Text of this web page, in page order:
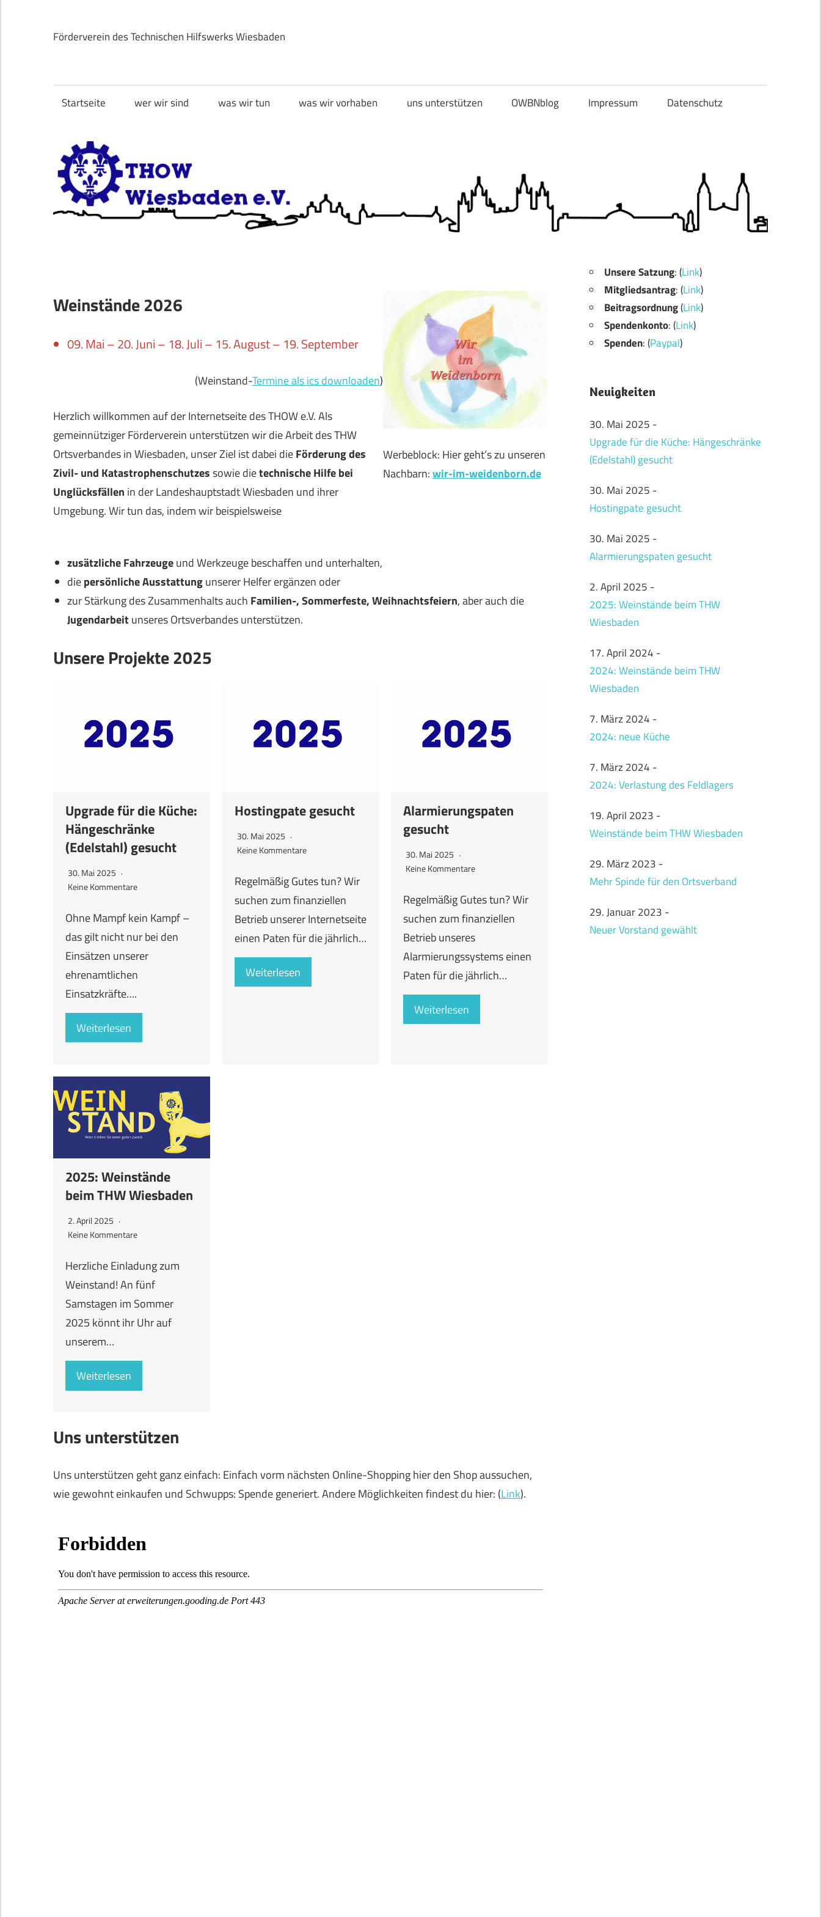
springen
Wiesbaden
Förderverein des Technischen Hilfswerks Wiesbaden
Startseite wer wir sind was wir tun was wir vorhaben uns unterstützen OWBNblog Impressum Datenschutz
Weinstände 2026
09. Mai – 20. Juni – 18. Juli – 15. August – 19. September
(Weinstand-Termine als ics downloaden)
Herzlich willkommen auf der Internetseite des THOW e.V. Als
gemeinnütziger Förderverein unterstützen wir die Arbeit des THW
Ortsverbandes in Wiesbaden, unser Ziel ist dabei dieFörderung des
Zivil- und Katastrophenschutzessowie dietechnische Hilfe bei
Unglücksfällen in der Landeshauptstadt Wiesbaden und ihrer
Umgebung. Wir tun das, indem wir beispielsweise
Werbeblock: Hier geht’s zu unseren
Nachbarn:wir-im-weidenborn.de
zusätzliche Fahrzeugeund Werkzeuge beschaffen und unterhalten,
diepersönliche Ausstattungunserer Helfer ergänzen oder
zur Stärkung des Zusammenhalts auch Familien-, Sommerfeste, Weihnachtsfeiern, aber auch die
Jugendarbeit unseres Ortsverbandes unterstützen.
Unsere Projekte 2025
Upgrade für die Küche:
Hängeschränke
(Edelstahl) gesucht
30. Mai 2025
Keine Kommentare
Ohne Mampf kein Kampf –
das gilt nicht nur bei den
Einsätzen unserer
ehrenamtlichen
Einsatzkräfte….
Weiterlesen
Hostingpate gesucht
30. Mai 2025
Keine Kommentare
Regelmäßig Gutes tun? Wir
suchen zum finanziellen
Betrieb unserer Internetseite
einen Paten für die jährlich…
Weiterlesen
Alarmierungspaten
gesucht
30. Mai 2025
Keine Kommentare
Regelmäßig Gutes tun? Wir
suchen zum finanziellen
Betrieb unseres
Alarmierungssystems einen
Paten für die jährlich…
Weiterlesen
2025: Weinstände
beim THW Wiesbaden
2. April 2025
Keine Kommentare
Herzliche Einladung zum
Weinstand! An fünf
Samstagen im Sommer
2025 könnt ihr Uhr auf
unserem…
Weiterlesen
Uns unterstützen
Uns unterstützen geht ganz einfach: Einfach vorm nächsten Online-Shopping hier den Shop aussuchen,
wie gewohnt einkaufen und Schwupps: Spende generiert. Andere Möglichkeiten findest du hier: (Link).
Unsere Satzung: (Link)
Mitgliedsantrag: (Link)
Beitragsordnung(Link)
Spendenkonto: (Link)
Spenden: (Paypal)
Neuigkeiten
30. Mai 2025 -
Upgrade für die Küche: Hängeschränke
(Edelstahl) gesucht
30. Mai 2025 -
Hostingpate gesucht
30. Mai 2025 -
Alarmierungspaten gesucht
2. April 2025 -
2025: Weinstände beim THW
Wiesbaden
17. April 2024 -
2024: Weinstände beim THW
Wiesbaden
7. März 2024 -
2024: neue Küche
7. März 2024 -
2024: Verlastung des Feldlagers
19. April 2023 -
Weinstände beim THW Wiesbaden
29. März 2023 -
Mehr Spinde für den Ortsverband
29. Januar 2023 -
Neuer Vorstand gewählt